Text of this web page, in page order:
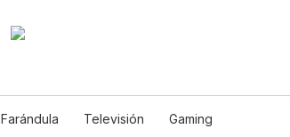
Farándula Televisión Gaming